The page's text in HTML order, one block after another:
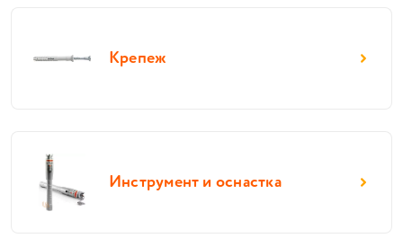
Крепеж
Инструмент и оснастка